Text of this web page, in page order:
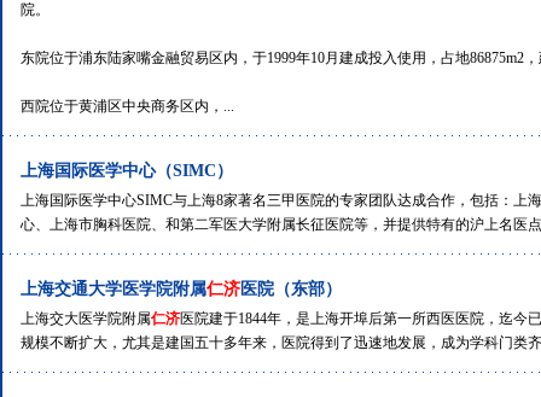
院。
东院位于浦东陆家嘴金融贸易区内，于1999年10月建成投入使用，占地86875m2
西院位于黄浦区中央商务区内，...
上海国际医学中心（SIMC）
上海国际医学中心SIMC与上海8家著名三甲医院的专家团队达成合作，包括：上
心、上海市胸科医院、和第二军医大学附属长征医院等，并提供特有的沪上名
上海交通大学医学院附属仁济医院（东部）
上海交大医学院附属仁济医院建于1844年，是上海开埠后第一所西医医院，迄
规模不断扩大，尤其是建国五十多年来，医院得到了迅速地发展，成为学科门